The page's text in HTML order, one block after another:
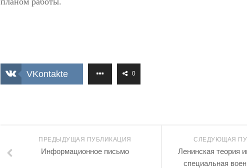
VKontakte 0
СЛЕДУЮЩАЯ
Ленинская теория
специальная
ПРЕДЫДУЩАЯ ПУБЛИКАЦИЯ
Информационное письмо